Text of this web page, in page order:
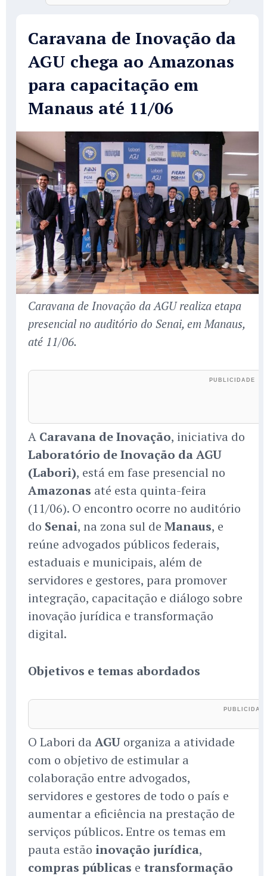
Caravana de Inovação da
AGU chega ao Amazonas
para capacitação em
Manaus até 11/06
Caravana de Inovação da AGU realiza etapa
presencial no auditório do Senai, em Manaus,
até 11/06.
A Caravana de Inovação, iniciativa do
Laboratório de Inovação da AGU
(Labori), está em fase presencial no
Amazonas até esta quinta-feira
(11/06). O encontro ocorre no auditório
do Senai, na zona sul de Manaus, e
reúne advogados públicos federais,
estaduais e municipais, além de
servidores e gestores, para promover
integração, capacitação e diálogo sobre
inovação jurídica e transformação
digital.
Objetivos e temas abordados
O Labori da AGU organiza a atividade
com o objetivo de estimular a
colaboração entre advogados,
servidores e gestores de todo o país e
aumentar a eficiência na prestação de
serviços públicos. Entre os temas em
pauta estão inovação jurídica,
compras públicas e transformação